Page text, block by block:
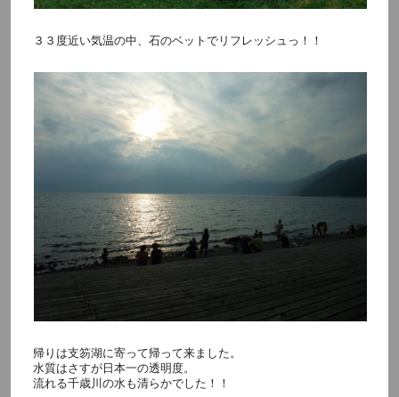
３３度近い気温の中、石のベットでリフレッシュっ！！
帰りは支笏湖に寄って帰って来ました。
水質はさすが日本一の透明度。
流れる千歳川の水も清らかでした！！